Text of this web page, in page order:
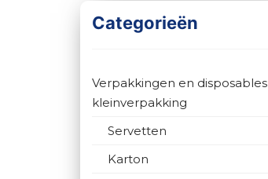
Categorieën
Verpakkingen en disposables
kleinverpakking
Servetten
Karton